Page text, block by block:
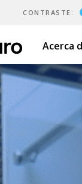
CONTRASTE:
Acerca
|